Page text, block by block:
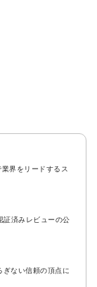
界をリードするス
証済みレビューの公
ない信頼の頂点に